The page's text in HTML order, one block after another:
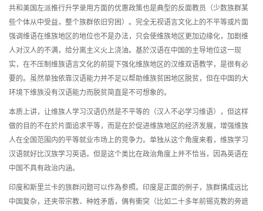
共和美国左派推行升学录用方面的优惠政策也是典型的反面教员（少数族群某
些个体从中受益，整个族群依旧穷困）。完全无视语言文化上的不平等或片面
强调维语在维族地区的地位也不是办法，只会使维族地区更加边缘化，加剧维
人对汉人的不满，给分离主义火上浇油。基於汉语在中国的主导地位这一现
实，在不压制维族语言文化的前提下强化维族地区的汉维双语教学，是很有必
要的。虽然单独依靠汉语能力并不足以帮助维族贫困地区脱贫，但在中国的大
环境下维族没有汉语能力而脱贫简直是不可想象的。
本质上讲，让维族人学习汉语仍然是不平等的（汉人不必学习维语），但这样
做的目的不在於片面追求平等，而是在於促进维族地区的经济发展，增强维族
人在全国范围内的平等就业市场上的竞争力。单独从这个角度来看，维族学习
汉语就好比汉族学习英语。但是这个类比在政治角度上并不恰当，因為英语在
中国不具有政治内涵。
印度和斯里兰卡的族群问题可以作為参照。印度是正面的例子，族群搆成远比
中国复杂，还夹带宗教、种姓矛盾，偶有衝突（比如二十多年前锡克教的旁遮